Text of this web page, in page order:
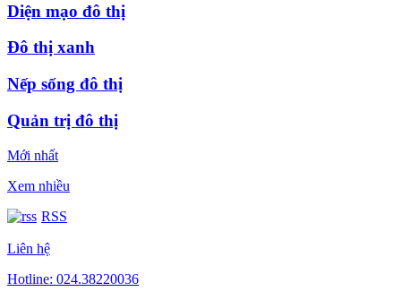
Diện mạo đô thị
Đô thị xanh
Nếp sống đô thị
Quản trị đô thị
Mới nhất
Xem nhiều
RSS
Liên hệ
Hotline: 024.38220036